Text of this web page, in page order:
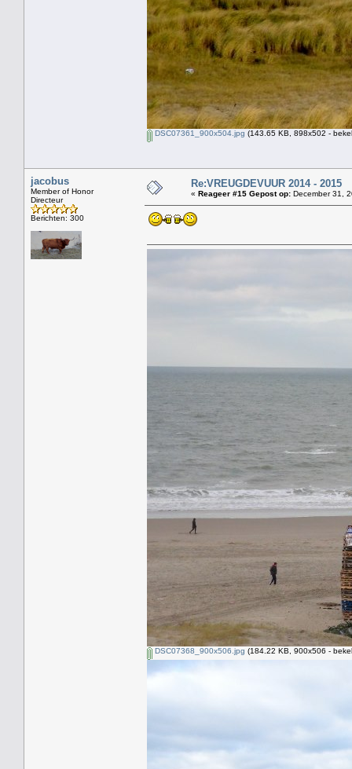
DSC07361_900x504.jpg (143.65 KB, 898x502 -
jacobus
Member of Honor
Directeur
Berichten: 300
Re:VREUGDEVUUR 2014 - 2015
« Reageer #15 Gepost op: December 31,
DSC07368_900x506.jpg (184.22 KB, 900x506 -